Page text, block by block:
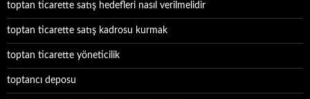
toptan ticarette satış hedefleri nasıl verilmelidir
toptan ticarette satış kadrosu kurmak
toptan ticarette yöneticilik
toptancı deposu